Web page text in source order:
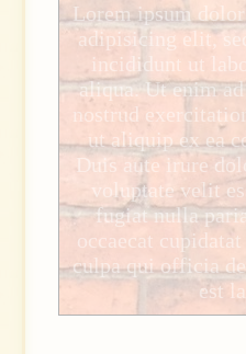
Lorem ipsum
adipisicing elit,
incididunt ut
aliqua. Ut enim
nostrud
ut aliquip ex ea
Duis aute irure
voluptate velit
fugiat nulla
occaecat
culpa qui officia
est